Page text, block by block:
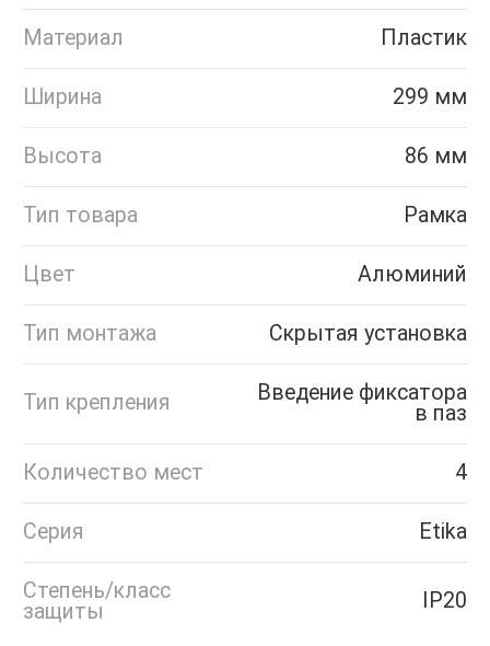
Материал Пластик
Ширина 299 мм
Высота 86 мм
Тип товара Рамка
Цвет Алюминий
Тип монтажа Скрытая установка
Тип крепления
Введение фиксатора
в паз
Количество мест 4
Серия Etika
Степень/класс
защиты
IP20